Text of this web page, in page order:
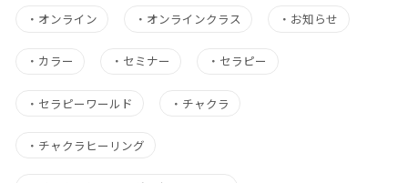
・ オンライン ・ オンラインクラス ・ お知らせ
・ カラー ・ セミナー ・ セラピー
・ セラピーワールド ・ チャクラ
・ チャクラヒーリング